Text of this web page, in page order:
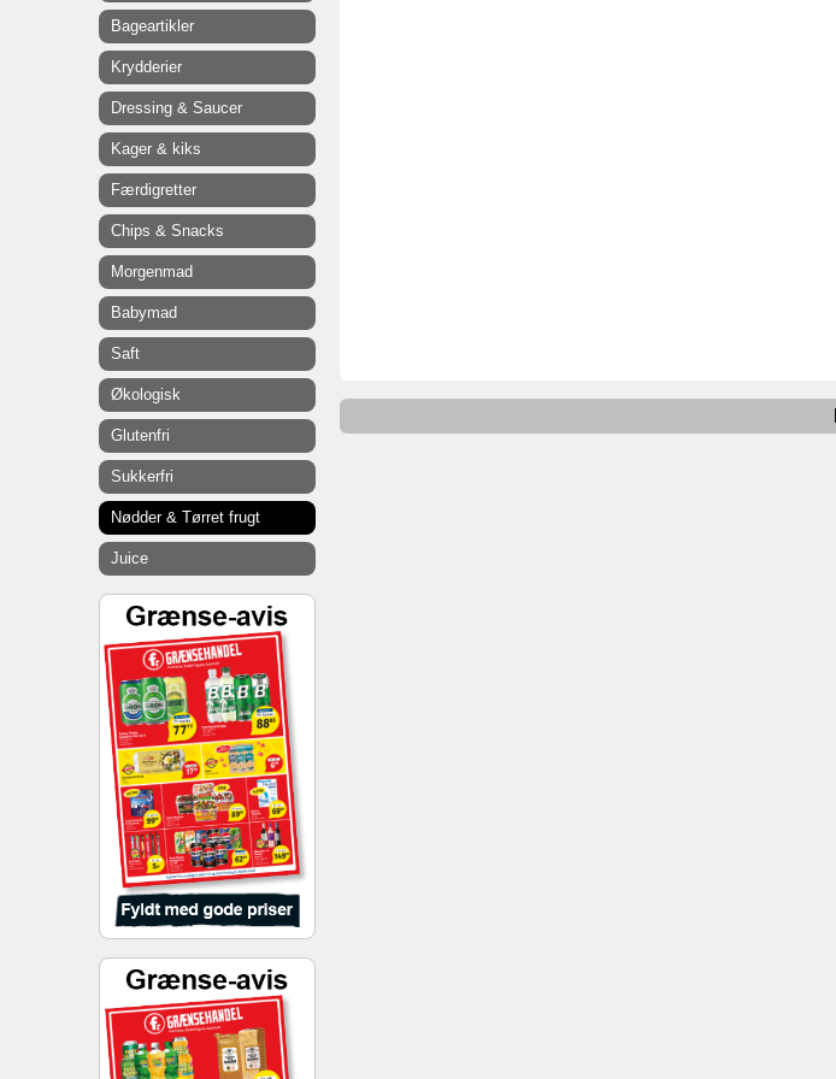
Bageartikler
Krydderier
Dressing & Saucer
Kager & kiks
Færdigretter
Chips & Snacks
Morgenmad
Babymad
Saft
Økologisk
Glutenfri
Sukkerfri
Nødder & Tørret frugt
Juice